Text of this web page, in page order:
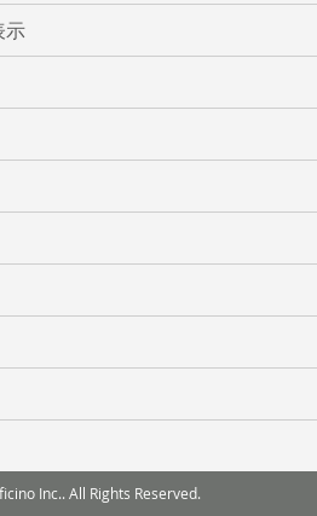
示
Inc.. All Rights Reserved.